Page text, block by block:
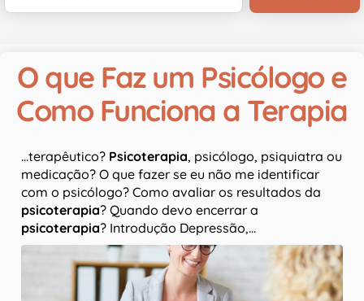
O que Faz um Psicólogo e
Como Funciona a Terapia
…terapêutico? Psicoterapia, psicólogo, psiquiatra ou
medicação? O que fazer se eu não me identificar
com o psicólogo? Como avaliar os resultados da
psicoterapia? Quando devo encerrar a
psicoterapia? Introdução Depressão,…